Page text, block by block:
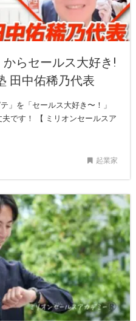
からセールス大好き!
田中佑稀乃代表
」を「セールス大好き〜！」
です！ 【 ミリオンセールスア
起業家